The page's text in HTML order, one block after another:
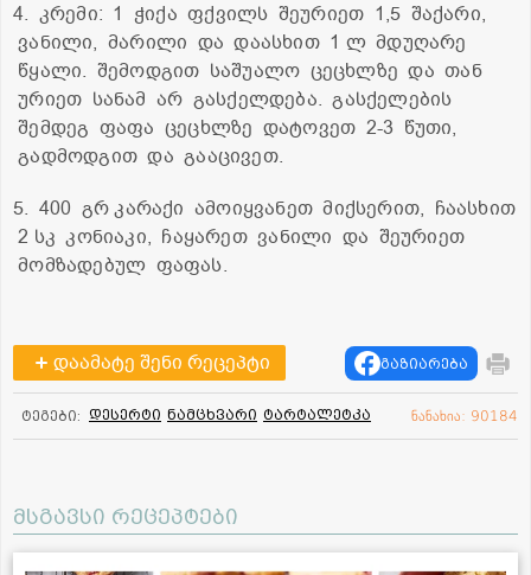
4. კრემი: 1 ჭიქა ფქვილს შეურიეთ 1,5 შაქარი,
ვანილი, მარილი და დაასხით 1 ლ მდუღარე
წყალი. შემოდგით საშუალო ცეცხლზე და თან
ურიეთ სანამ არ გასქელდება. გასქელების
შემდეგ ფაფა ცეცხლზე დატოვეთ 2-3 წუთი,
გადმოდგით და გააცივეთ.
5. 400 გრ კარაქი ამოიყვანეთ მიქსერით, ჩაასხით
2 სკ კონიაკი, ჩაყარეთ ვანილი და შეურიეთ
მომზადებულ ფაფას.
დაამატე შენი რეცეპტი გაზიარება
ტეგები: დესერტი ნამცხვარი ტარტალეტკა ნანახია: 90184
მსგავსი რეცეპტები